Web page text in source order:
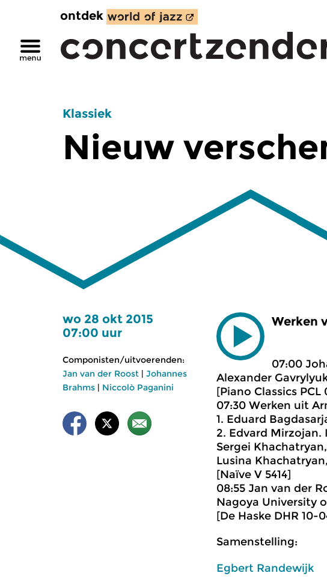
ontdek
Klassiek
Nieuw
wo 28 okt 2015
07:00 uur
Componisten/uitvoerenden:
Jan van der Roost | Johannes
Brahms | Niccolò Paganini
Werken
07:00
Alexander
[Piano Classics PCL
07:30 Werken uit
1. Eduard
2. Edvard
Sergei
Lusina
[Naïve V 5414]
08:55 Jan van der
Nagoya University
[De Haske DHR 10-
Samenstelling:
Egbert Randewijk